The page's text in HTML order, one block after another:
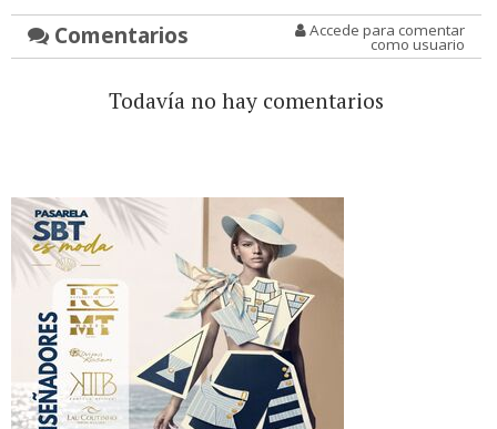
Comentarios Accede para comentar
como usuario
Todavía no hay comentarios